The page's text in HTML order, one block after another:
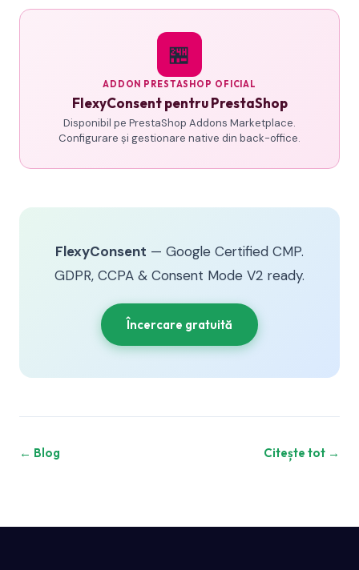
🏪
ADDON PRESTASHOP OFICIAL
FlexyConsent pentru PrestaShop
Disponibil pe PrestaShop Addons Marketplace.
Configurare și gestionare native din back-office.
FlexyConsent — Google Certified CMP.
GDPR, CCPA & Consent Mode V2 ready.
Încercare gratuită
← Blog Citește tot →